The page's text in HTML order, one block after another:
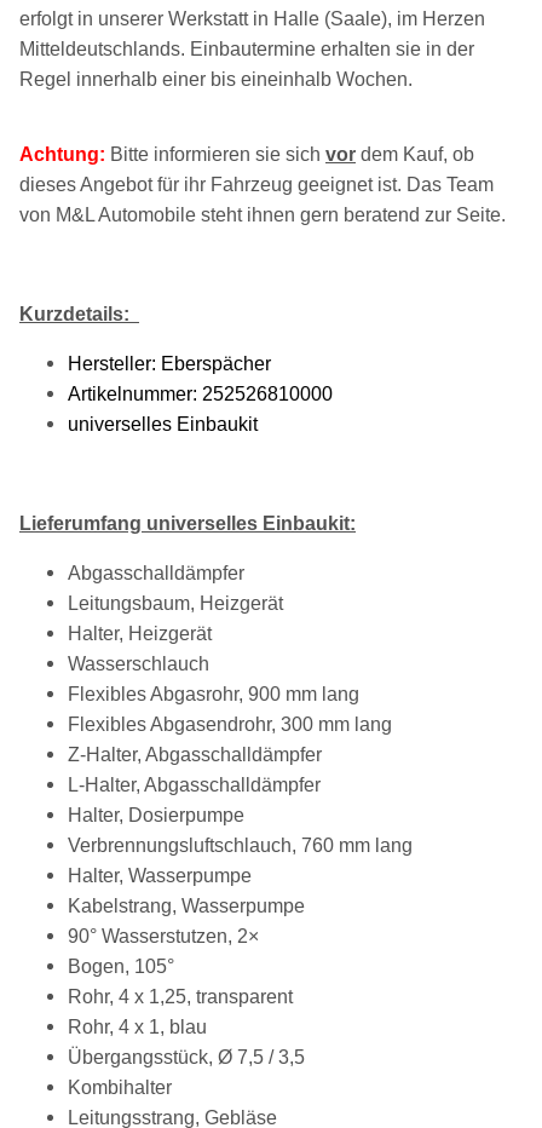
erfolgt in unserer Werkstatt in Halle (Saale), im Herzen
Mitteldeutschlands. Einbautermine erhalten sie in der
Regel innerhalb einer bis eineinhalb Wochen.
Achtung: Bitte informieren sie sich vor dem Kauf, ob
dieses Angebot für ihr Fahrzeug geeignet ist. Das Team
von M&L Automobile steht ihnen gern beratend zur Seite.
Kurzdetails:
Hersteller: Eberspächer
Artikelnummer: 252526810000
universelles Einbaukit
Lieferumfang universelles Einbaukit:
Abgasschalldämpfer
Leitungsbaum, Heizgerät
Halter, Heizgerät
Wasserschlauch
Flexibles Abgasrohr, 900 mm lang
Flexibles Abgasendrohr, 300 mm lang
Z-Halter, Abgasschalldämpfer
L-Halter, Abgasschalldämpfer
Halter, Dosierpumpe
Verbrennungsluftschlauch, 760 mm lang
Halter, Wasserpumpe
Kabelstrang, Wasserpumpe
90° Wasserstutzen, 2×
Bogen, 105°
Rohr, 4 x 1,25, transparent
Rohr, 4 x 1, blau
Übergangsstück, Ø 7,5 / 3,5
Kombihalter
Leitungsstrang, Gebläse